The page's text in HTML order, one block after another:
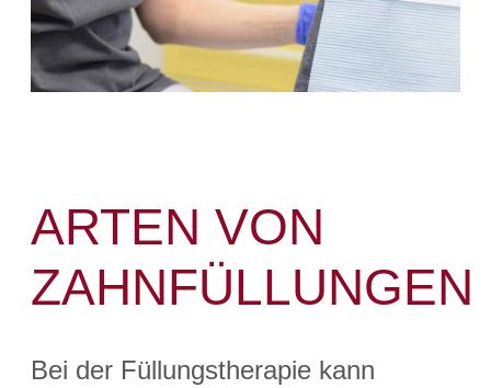
ARTEN VON
ZAHNFÜLLUNGEN
Bei der Füllungstherapie kann